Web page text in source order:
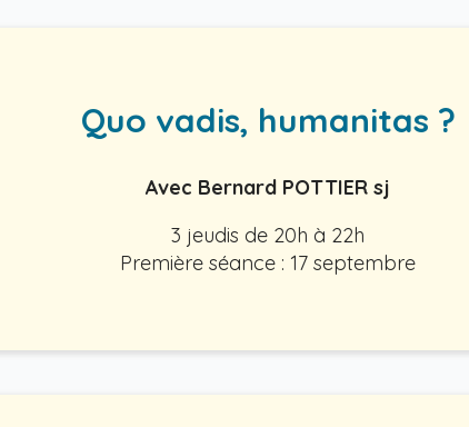
Quo vadis, humanitas ?
Avec Bernard POTTIER sj
3 jeudis de 20h à 22h
Première séance : 17 septembre